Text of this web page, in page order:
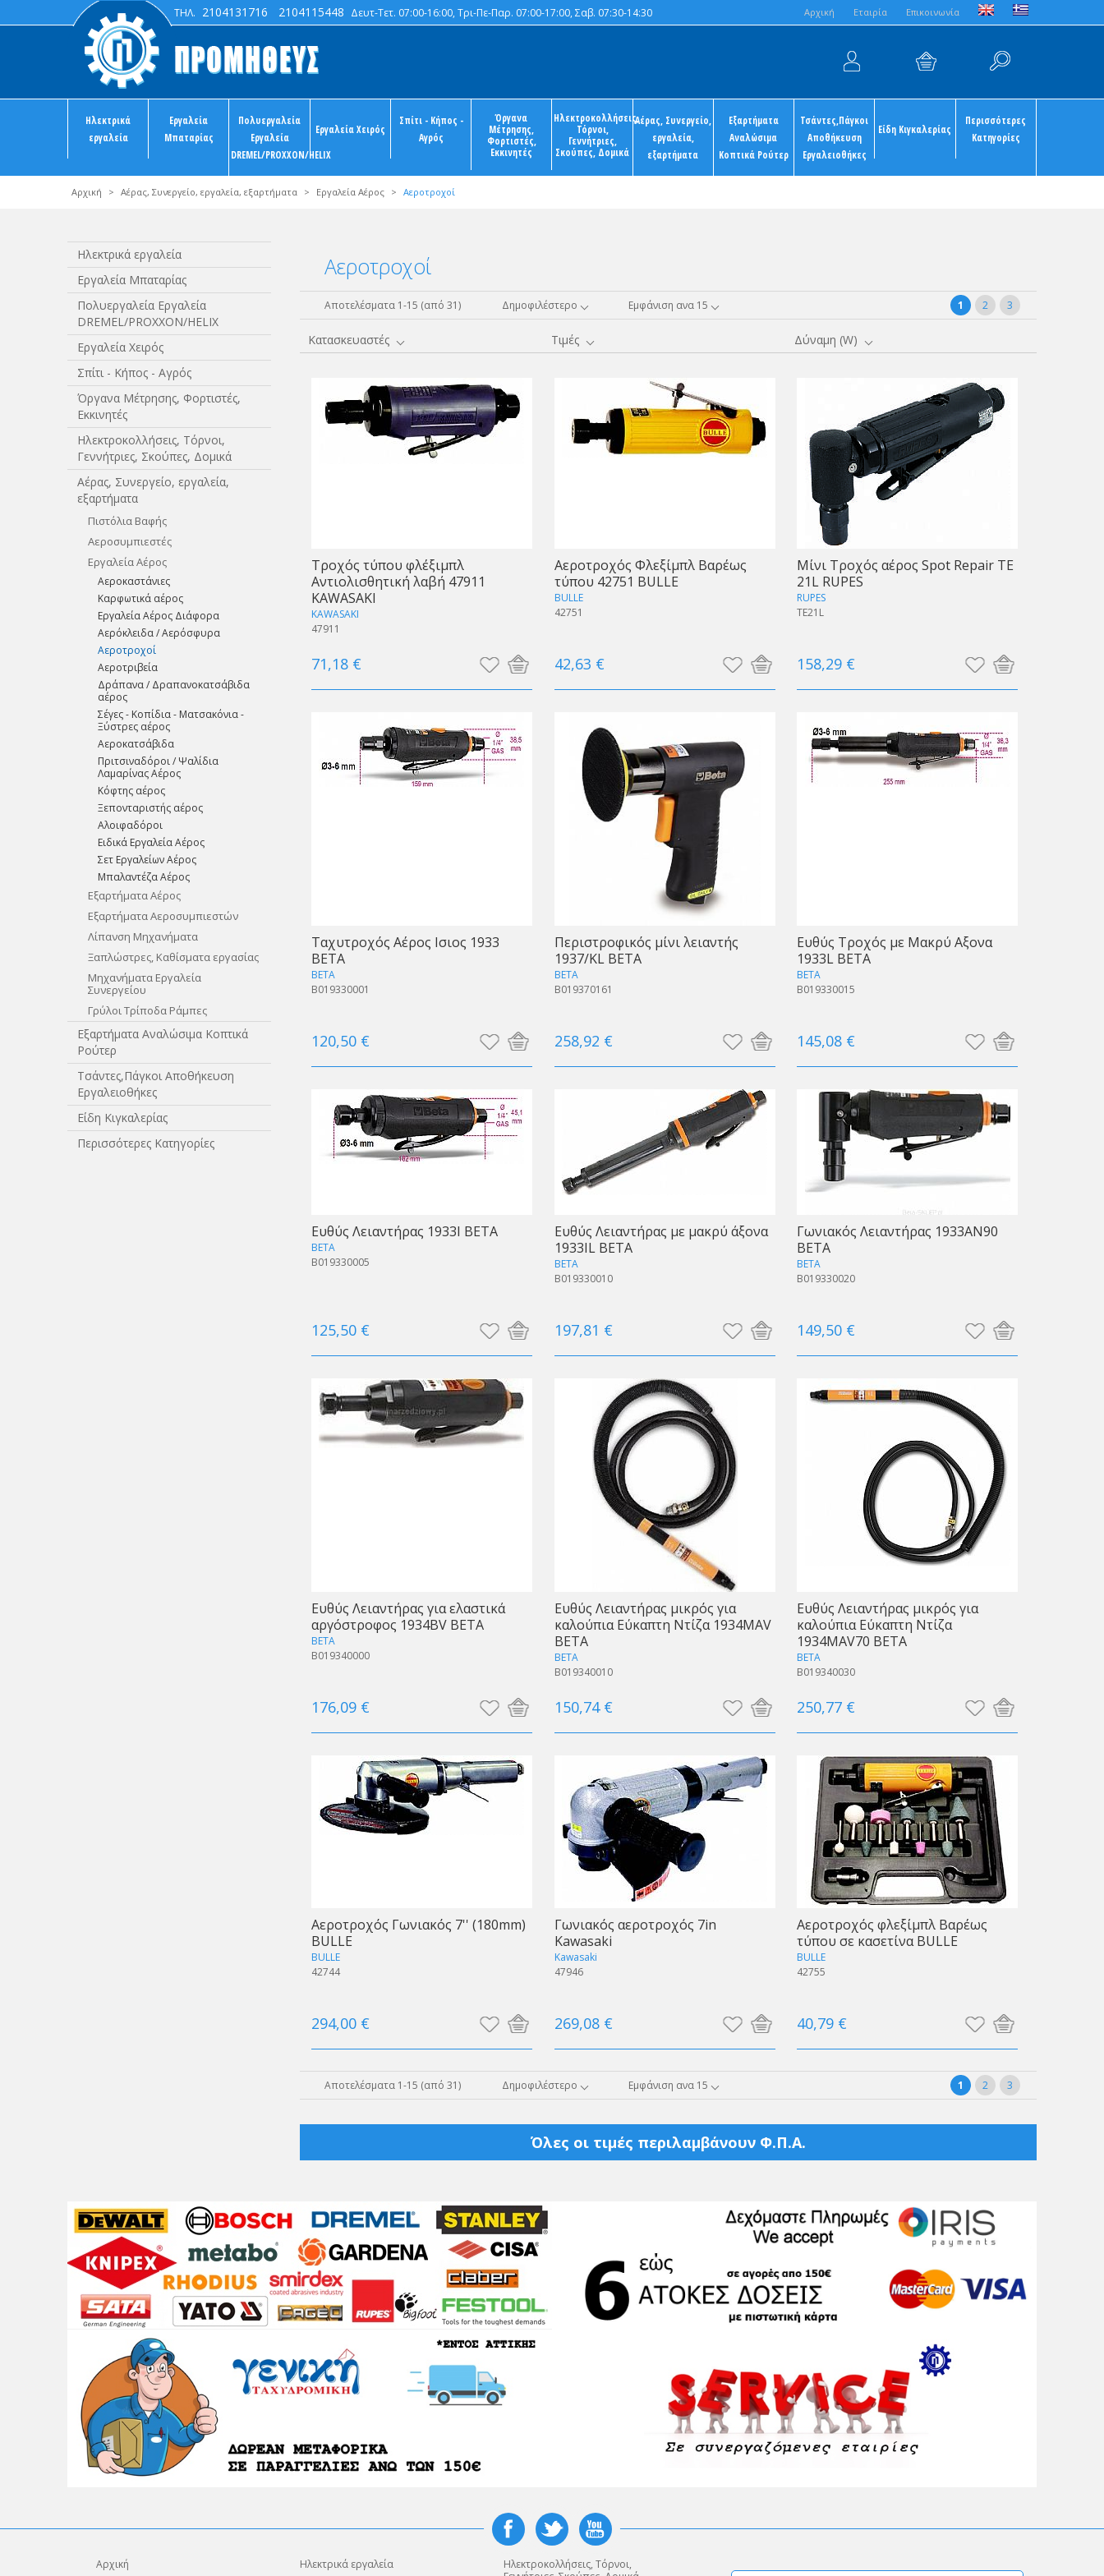
Aρχική Εταιρία Επικοινωνία
ΤΗΛ. 2104131716 2104115448 Δευτ-Τετ. 07:00-16:00, Τρι-Πε-Παρ. 07:00-17:00, Σαβ. 07:30-14:30
Ηλεκτρικά
εργαλεία
Εργαλεία
Μπαταρίας
Πολυεργαλεία
Εργαλεία
DREMEL/PROXXON/HELIX
Εργαλεία Χειρός
Σπίτι - Κήπος -
Αγρός
Όργανα
Μέτρησης,
Φορτιστές,
Εκκινητές
Ηλεκτροκολλήσεις,
Τόρνοι,
Γεννήτριες,
Σκούπες, Δομικά
Αέρας, Συνεργείο,
εργαλεία,
εξαρτήματα
Εξαρτήματα
Αναλώσιμα
Κοπτικά Ρούτερ
Τσάντες,Πάγκοι
Αποθήκευση
Εργαλειοθήκες
Είδη Κιγκαλερίας
Περισσότερες
Κατηγορίες
Αρχική > Αέρας, Συνεργείο, εργαλεία, εξαρτήματα > Εργαλεία Αέρος > Αεροτροχοί
Ηλεκτρικά εργαλεία
Εργαλεία Μπαταρίας
Πολυεργαλεία Εργαλεία
DREMEL/PROXXON/HELIX
Εργαλεία Χειρός
Σπίτι - Κήπος - Αγρός
Όργανα Μέτρησης, Φορτιστές,
Εκκινητές
Ηλεκτροκολλήσεις, Τόρνοι,
Γεννήτριες, Σκούπες, Δομικά
Αέρας, Συνεργείο, εργαλεία,
εξαρτήματα
Πιστόλια Βαφής
Αεροσυμπιεστές
Εργαλεία Αέρος
Αεροκαστάνιες
Καρφωτικά αέρος
Εργαλεία Αέρος Διάφορα
Αερόκλειδα / Αερόσφυρα
Αεροτροχοί
Αεροτριβεία
Δράπανα / Δραπανοκατσάβιδα
αέρος
Σέγες - Κοπίδια - Ματσακόνια -
Ξύστρες αέρος
Αεροκατσάβιδα
Πριτσιναδόροι / Ψαλίδια
Λαμαρίνας Αέρος
Κόφτης αέρος
Ξεπονταριστής αέρος
Αλοιφαδόροι
Ειδικά Εργαλεία Αέρος
Σετ Εργαλείων Αέρος
Μπαλαντέζα Αέρος
Εξαρτήματα Αέρος
Εξαρτήματα Αεροσυμπιεστών
Λίπανση Μηχανήματα
Ξαπλώστρες, Καθίσματα εργασίας
Μηχανήματα Εργαλεία
Συνεργείου
Γρύλοι Τρίποδα Ράμπες
Εξαρτήματα Αναλώσιμα Κοπτικά
Ρούτερ
Τσάντες,Πάγκοι Αποθήκευση
Εργαλειοθήκες
Είδη Κιγκαλερίας
Περισσότερες Κατηγορίες
Αεροτροχοί
Αποτελέσματα 1-15 (από 31) Δημοφιλέστερο Εμφάνιση ανα 15 1 2 3
Κατασκευαστές Τιμές Δύναμη (W)
Τροχός τύπου φλέξιμπλ
Αντιολισθητική λαβή 47911
KAWASAKI
KAWASAKI
47911
71,18 €
Αεροτροχός Φλεξίμπλ Βαρέως
τύπου 42751 BULLE
BULLE
42751
42,63 €
Μίνι Τροχός αέρος Spot Repair TE
21L RUPES
RUPES
TE21L
158,29 €
Ταχυτροχός Αέρος Ισιος 1933
BETA
BETA
B019330001
120,50 €
Περιστροφικός μίνι λειαντής
1937/KL BETA
BETA
B019370161
258,92 €
Ευθύς Τροχός με Μακρύ Αξονα
1933L BETA
BETA
B019330015
145,08 €
Ευθύς Λειαντήρας 1933I BETA
BETA
B019330005
125,50 €
Ευθύς Λειαντήρας με μακρύ άξονα
1933IL BETA
BETA
B019330010
197,81 €
Γωνιακός Λειαντήρας 1933AN90
BETA
BETA
B019330020
149,50 €
Ευθύς Λειαντήρας για ελαστικά
αργόστροφος 1934BV BETA
BETA
B019340000
176,09 €
Ευθύς Λειαντήρας μικρός για
καλούπια Εύκαπτη Ντίζα 1934MAV
BETA
BETA
B019340010
150,74 €
Ευθύς Λειαντήρας μικρός για
καλούπια Εύκαπτη Ντίζα
1934MAV70 BETA
BETA
B019340030
250,77 €
Αεροτροχός Γωνιακός 7'' (180mm)
BULLE
BULLE
42744
294,00 €
Γωνιακός αεροτροχός 7in
Kawasaki
Kawasaki
47946
269,08 €
Αεροτροχός φλεξίμπλ Βαρέως
τύπου σε κασετίνα BULLE
BULLE
42755
40,79 €
Αποτελέσματα 1-15 (από 31) Δημοφιλέστερο Εμφάνιση ανα 15 1 2 3
Όλες οι τιμές περιλαμβάνουν Φ.Π.Α.
Αρχική Ηλεκτρικά εργαλεία
Ηλεκτροκολλήσεις, Τόρνοι,